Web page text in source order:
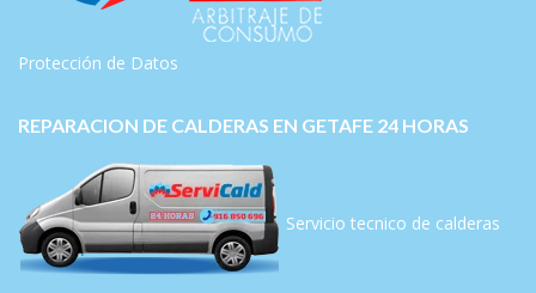
Protección de Datos
REPARACION DE CALDERAS EN GETAFE 24 HORAS
Servicio tecnico de calderas